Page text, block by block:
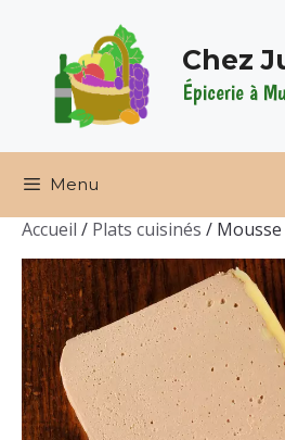
contenu
Chez
Épicerie à
Menu
Accueil / Plats cuisinés / Mousse